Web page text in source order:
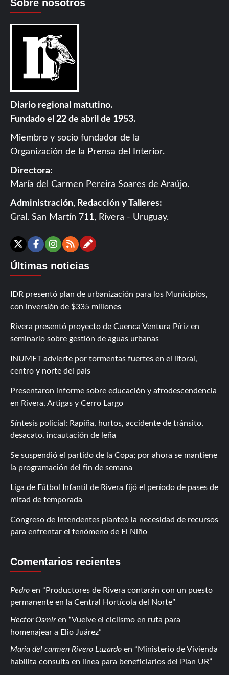
Sobre nosotros
Diario regional matutino.
Fundado el 22 de abril de 1953.
Miembro y socio fundador de la
Organización de la Prensa del Interior.
Directora:
María del Carmen Pereira Soares de Araújo.
Administración, Redacción y Talleres:
Gral. San Martín 711, Rivera - Uruguay.
X Facebook
Instagram
RSSContáctanos
Últimas noticias
IDR presentó plan de urbanización para los Municipios,
con inversión de $335 millones
Rivera presentó proyecto de Cuenca Ventura Píriz en
seminario sobre gestión de aguas urbanas
INUMET advierte por tormentas fuertes en el litoral,
centro y norte del país
Presentaron informe sobre educación y afrodescendencia
en Rivera, Artigas y Cerro Largo
Síntesis policial: Rapiña, hurtos, accidente de tránsito,
desacato, incautación de leña
Se suspendió el partido de la Copa; por ahora se mantiene
la programación del fin de semana
Liga de Fútbol Infantil de Rivera fijó el período de pases de
mitad de temporada
Congreso de Intendentes planteó la necesidad de recursos
para enfrentar el fenómeno de El Niño
Comentarios recientes
Pedro en
Productores de Rivera contarán con un puesto
permanente en la Central Hortícola del Norte
Hector Osmiren
Vuelve el ciclismo en ruta para
homenajear a Elio Juárez
Maria del carmen Rivero Luzardo en
Ministerio de Vivienda
habilita consulta en línea para beneficiarios del Plan UR